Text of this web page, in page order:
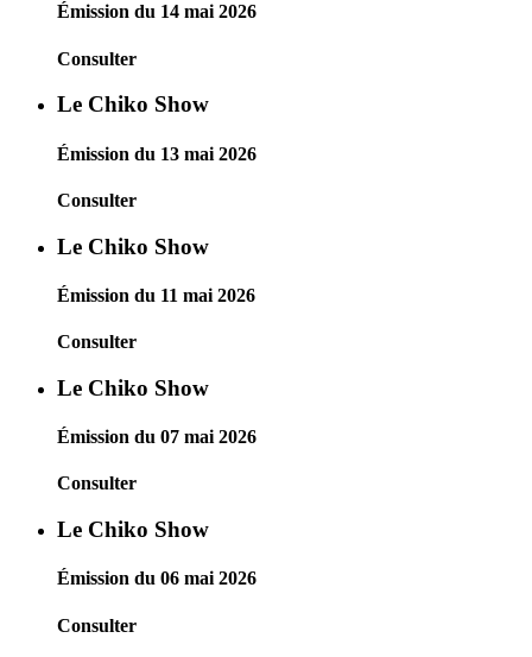
Émission du 14 mai 2026
Consulter
Le Chiko Show
Émission du 13 mai 2026
Consulter
Le Chiko Show
Émission du 11 mai 2026
Consulter
Le Chiko Show
Émission du 07 mai 2026
Consulter
Le Chiko Show
Émission du 06 mai 2026
Consulter